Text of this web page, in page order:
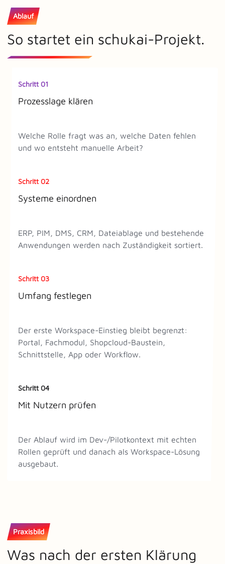
Ablauf
So startet ein schukai-Projekt.
Schritt 01
Prozesslage klären
Welche Rolle fragt was an, welche Daten fehlen
und wo entsteht manuelle Arbeit?
Schritt 02
Systeme einordnen
ERP, PIM, DMS, CRM, Dateiablage und bestehende
Anwendungen werden nach Zuständigkeit sortiert.
Schritt 03
Umfang festlegen
Der erste Workspace-Einstieg bleibt begrenzt:
Portal, Fachmodul, Shopcloud-Baustein,
Schnittstelle, App oder Workflow.
Schritt 04
Mit Nutzern prüfen
Der Ablauf wird im Dev-/Pilotkontext mit echten
Rollen geprüft und danach als Workspace-Lösung
ausgebaut.
Praxisbild
Was nach der ersten Klärung